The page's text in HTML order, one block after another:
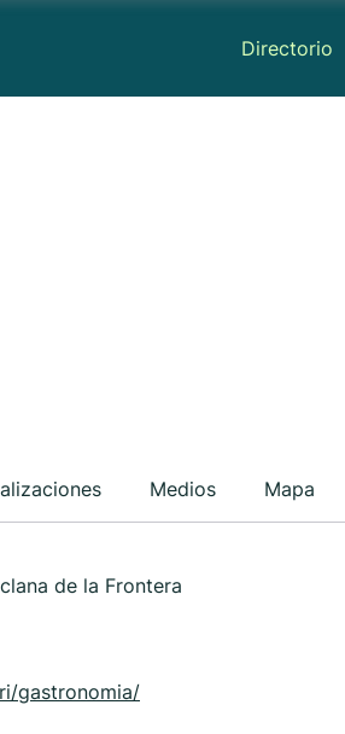
Directorio
Medios Mapa
de la Frontera
gastronomia/